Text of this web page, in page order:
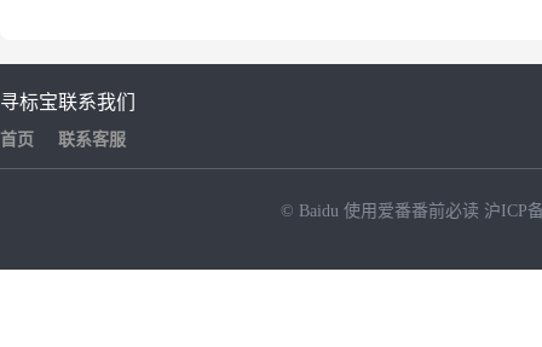
寻标宝
首页
联系我们
联系客服
© Baidu 使用爱番番前必读 沪ICP